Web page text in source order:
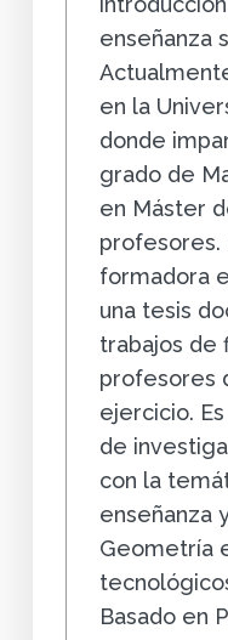
enseñanza
en la
donde
grado de
en Máster
profesores.
formadora
una tesis
trabajos de
profesores
ejercicio.
de
con la
enseñanza
Geometría
Basado en